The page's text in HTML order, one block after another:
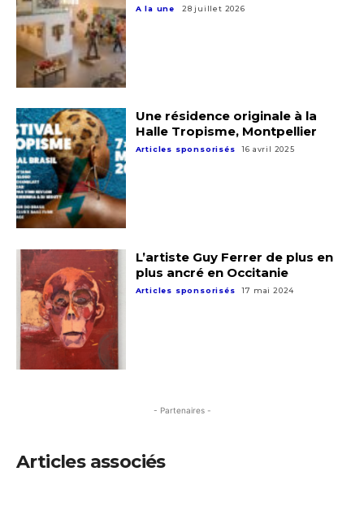
A la une 28 juillet 2026
Une résidence originale à la
Halle Tropisme, Montpellier
Articles sponsorisés 16 avril 2025
L’artiste Guy Ferrer de plus en
plus ancré en Occitanie
Articles sponsorisés 17 mai 2024
- Partenaires -
Articles associés